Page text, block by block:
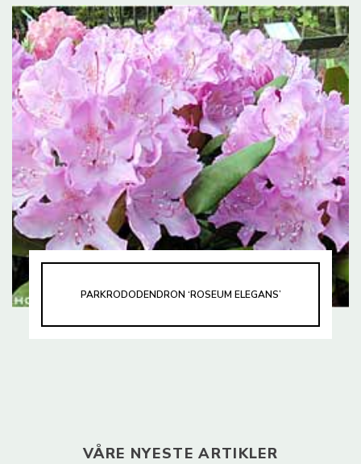
PARKRODODENDRON ‘ROSEUM ELEGANS’
VÅRE NYESTE ARTIKLER